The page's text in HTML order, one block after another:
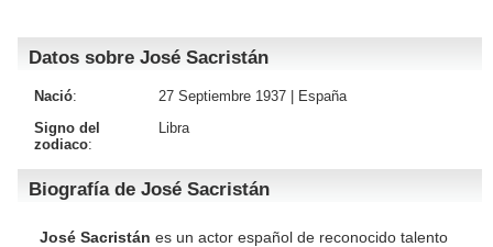
Iniciar sesión
Datos sobre José Sacristán
Nació: 27 Septiembre 1937 |
España
Signo del
zodiaco:
Libra
Biografía de José Sacristán
José Sacristán es un actor español de reconocido talento